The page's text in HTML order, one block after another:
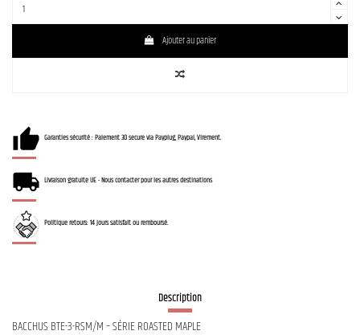
Ajouter au panier
Garanties sécurité : Paiement 3D secure via Payplug, Paypal, Virement.
Livraison gratuite UE - Nous contacter pour les autres destinations
Politique retours: 14 jours satisfait ou remboursé.
Description
BACCHUS BTE-3-RSM/M – SÉRIE ROASTED MAPLE